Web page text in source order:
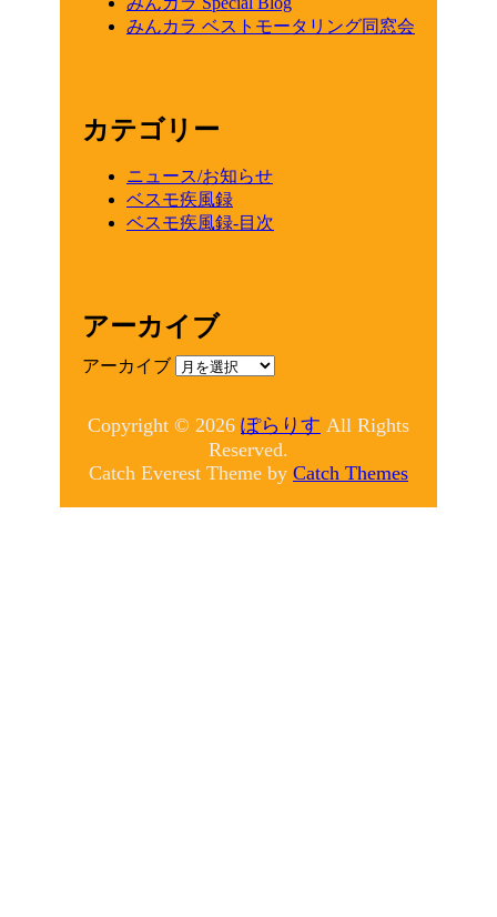
みんカラ ベストモータリング同窓会
カテゴリー
ニュース/お知らせ
ベスモ疾風録
ベスモ疾風録-目次
アーカイブ
アーカイブ
Copyright © 2026 ぽらりす All Rights
Reserved.
Catch Everest Theme by Catch Themes